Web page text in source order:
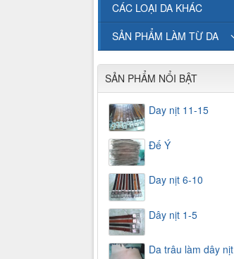
CÁC LOẠI DA KHÁC
SẢN PHẨM LÀM TỪ DA
SẢN PHẨM NỔI BẬT
Day nịt 11-15
Đế Ý
Day nịt 6-10
Dây nịt 1-5
Da trâu làm dây nịt